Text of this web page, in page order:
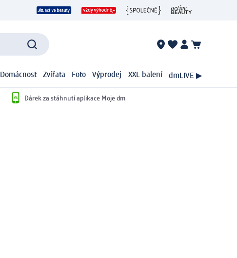
Domácnost Zvířata Foto Výprodej XXL balení dmLIVE ▶
Dárek za stáhnutí aplikace Moje dm